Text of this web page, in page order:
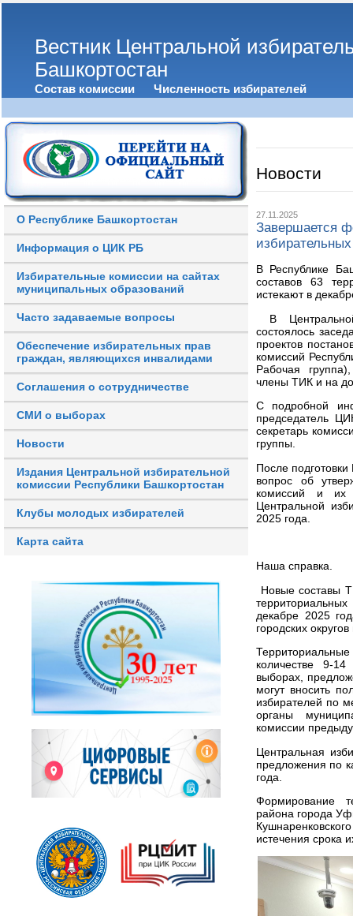
Вестник Центральной
Башкортостан
Состав комиссии Численность избирателей
О Республике Башкортостан
Информация о ЦИК РБ
Избирательные комиссии на сайтах
муниципальных образований
Часто задаваемые вопросы
Обеспечение избирательных прав
граждан, являющихся инвалидами
Соглашения о сотрудничестве
СМИ о выборах
Новости
Издания Центральной избирательной
комиссии Республики Башкортостан
Клубы молодых избирателей
Карта сайта
Новости
27.11.2025
Завершается
В Республике
составов 63
истекают в
В
состоялось
проектов
комиссий
Рабочая
члены ТИК и на
С подробной
председатель
секретарь
группы.
После
вопрос об
комиссий и их
Центральной
2025 года.
Наша справка.
Новые составы
декабре 2025
городских
количестве 9-
выборах,
могут вносить
избирателей по
органы
комиссии
Центральная
предложения по
года.
Формирование
района города
истечения срока